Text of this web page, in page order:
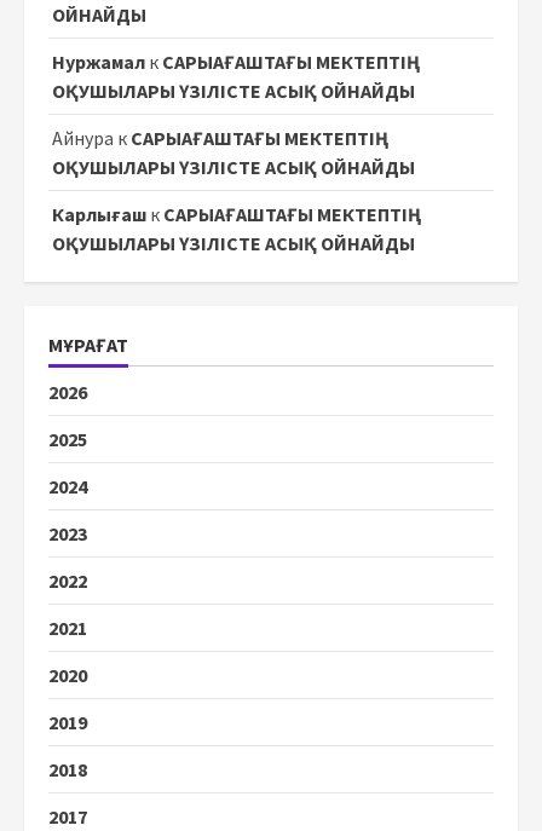
ОЙНАЙДЫ
Нуржамал к САРЫАҒАШТАҒЫ МЕКТЕПТІҢ
ОҚУШЫЛАРЫ ҮЗІЛІСТЕ АСЫҚ ОЙНАЙДЫ
Айнура к САРЫАҒАШТАҒЫ МЕКТЕПТІҢ
ОҚУШЫЛАРЫ ҮЗІЛІСТЕ АСЫҚ ОЙНАЙДЫ
Карлығаш к САРЫАҒАШТАҒЫ МЕКТЕПТІҢ
ОҚУШЫЛАРЫ ҮЗІЛІСТЕ АСЫҚ ОЙНАЙДЫ
МҰРАҒАТ
2026
2025
2024
2023
2022
2021
2020
2019
2018
2017